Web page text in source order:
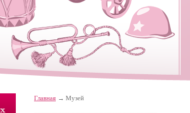
Главная Музей